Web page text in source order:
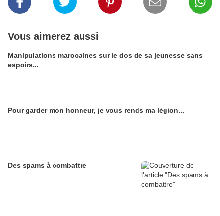
Vous aimerez aussi
Manipulations marocaines sur le dos de sa jeunesse sans
espoirs...
Pour garder mon honneur, je vous rends ma légion...
Des spams à combattre